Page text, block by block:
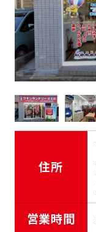
住所
営業時間